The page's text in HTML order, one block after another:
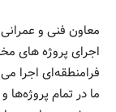
معاون فنی و
اجرای پروژه های
فرامنطقه‌ای اجرا
ما در تمام